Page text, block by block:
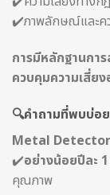
✔️ภาพลักษณ์และค
การมีหลักฐานกา
ควบคุมความเสี่ยง
🔍คำถามที่พบบ่อ
Metal
✔️อย่างน้อยปีละ
คุณภาพ